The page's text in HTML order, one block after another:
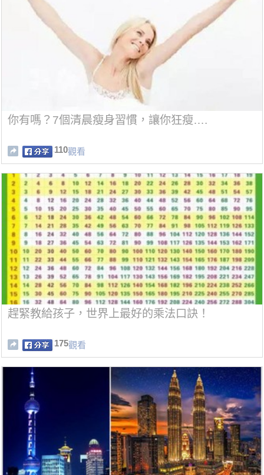
你有嗎？7個清晨瘦身習慣，讓你狂瘦….
110觀看
趕緊教給孩子，世界上最好的乘法口訣！
175觀看